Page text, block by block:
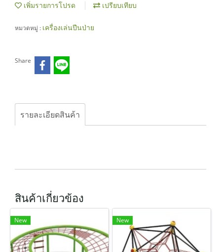
เพิ่มรายการโปรด เปรียบเทียบ
หมวดหมู่ : เครื่องเล่นปีนป่าย
Share
รายละเอียดสินค้า
สินค้าเกี่ยวข้อง
New New